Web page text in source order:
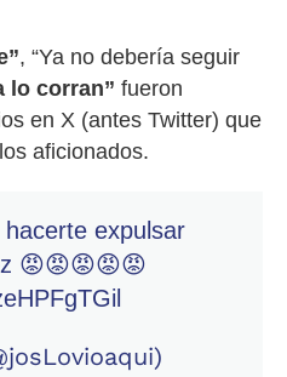
, “Ya no debería seguir
lo corran” fueron
en X (antes Twitter) que
aficionados.
expulsar
😡😡😡😡😡